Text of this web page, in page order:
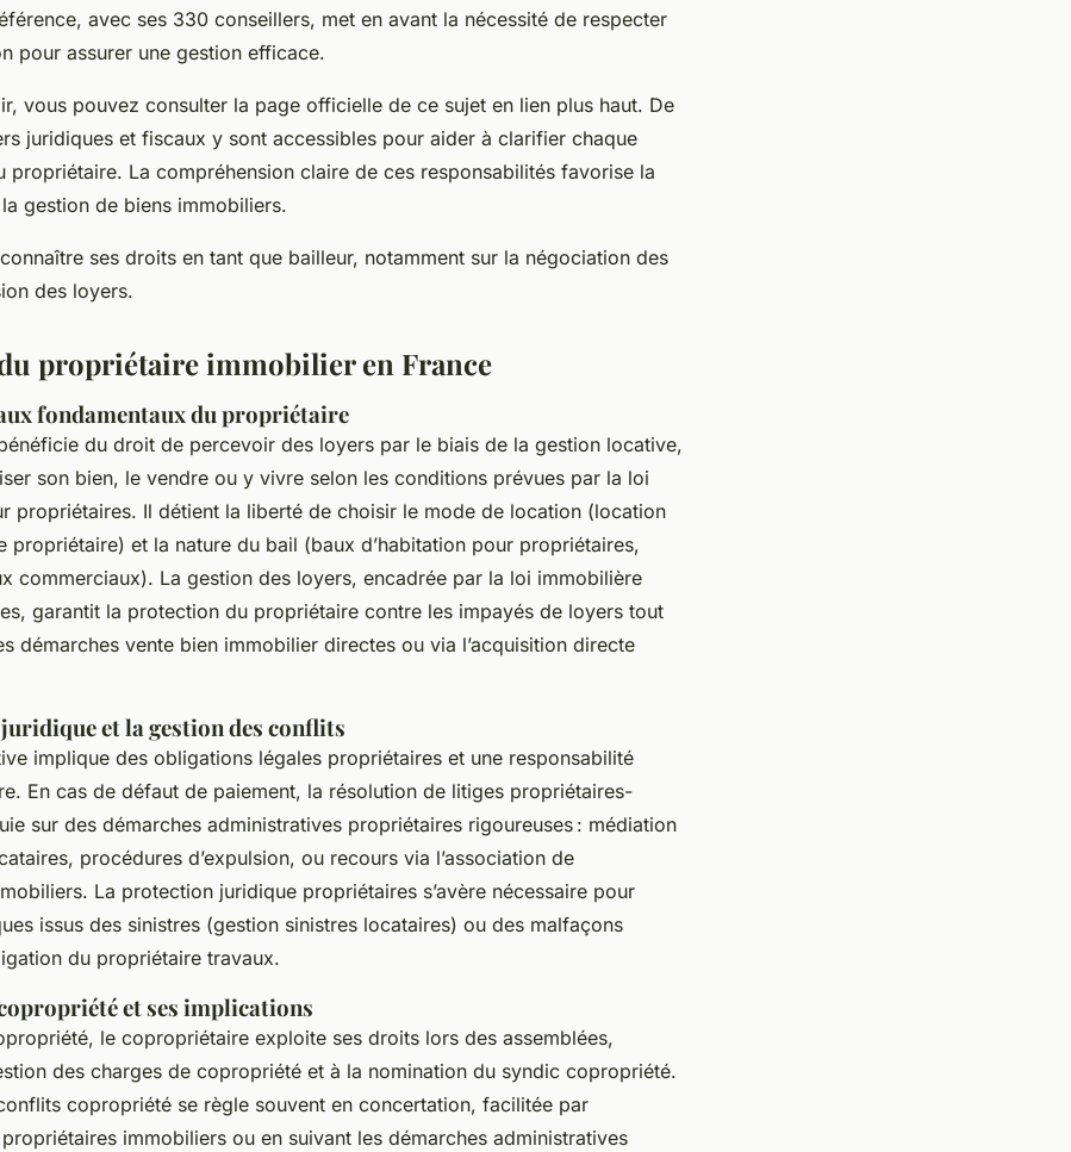
avec ses 330 conseillers, met en avant la nécessité de respecter
pour assurer une gestion efficace.
vous pouvez consulter la page officielle de ce sujet en lien plus haut. De
juridiques et fiscaux y sont accessibles pour aider à clarifier chaque
propriétaire. La compréhension claire de ces responsabilités favorise la
gestion de biens immobiliers.
ses droits en tant que bailleur, notamment sur la négociation des
des loyers.
propriétaire immobilier en France
fondamentaux du propriétaire
du droit de percevoir des loyers par le biais de la gestion locative,
son bien, le vendre ou y vivre selon les conditions prévues par la loi
propriétaires. Il détient la liberté de choisir le mode de location (location
propriétaire) et la nature du bail (baux d’habitation pour propriétaires,
commerciaux). La gestion des loyers, encadrée par la loi immobilière
garantit la protection du propriétaire contre les impayés de loyers tout
démarches vente bien immobilier directes ou via l’acquisition directe
et la gestion des conflits
implique des obligations légales propriétaires et une responsabilité
En cas de défaut de paiement, la résolution de litiges propriétaires-
sur des démarches administratives propriétaires rigoureuses : médiation
procédures d’expulsion, ou recours via l’association de
La protection juridique propriétaires s’avère nécessaire pour
issus des sinistres (gestion sinistres locataires) ou des malfaçons
du propriétaire travaux.
et ses implications
le copropriétaire exploite ses droits lors des assemblées,
des charges de copropriété et à la nomination du syndic copropriété.
copropriété se règle souvent en concertation, facilitée par
propriétaires immobiliers ou en suivant les démarches administratives